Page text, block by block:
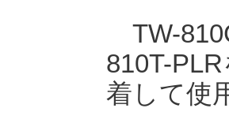
TW-
810T-
着して使